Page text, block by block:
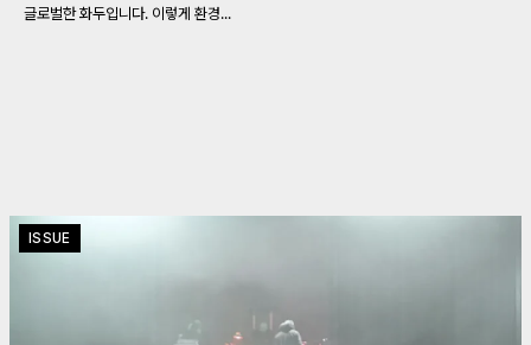
글로벌한 화두입니다. 이렇게 환경...
ISSUE